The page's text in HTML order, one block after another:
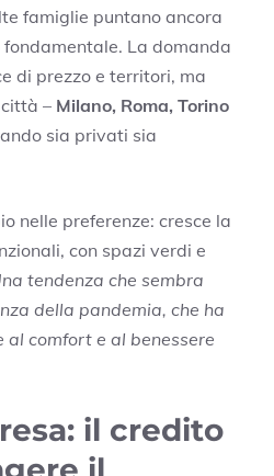
famiglie puntano ancora
La domanda
di prezzo e territori, ma
– Milano, Roma, Torino
sia privati sia
nelle preferenze: cresce la
con spazi verdi e
tendenza che sembra
della pandemia, che ha
al comfort e al benessere
il credito